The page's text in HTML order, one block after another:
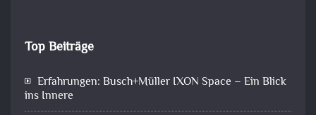
Top Beiträge
Erfahrungen: Busch+Müller IXON Space – Ein Blick
ins Innere